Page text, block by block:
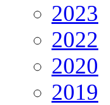
2023
2022
2020
2019